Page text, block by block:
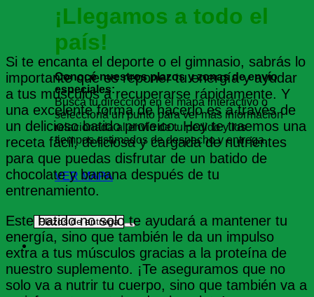
¡Llegamos a todo el
país!
Conocé nuestros plazos y zonas de envío
especiales:
Buscá tu dirección en el mapa interactivo o
seleccioná un punto para ver más información
relacionada al envío de tu pedido y los
tiempos estimados de despacho y entrega.
VER MAPA
Plazos de entrega
Si te encanta el deporte o el gimnasio, sabrás lo
importante que es reponer tu energía y ayudar
a tus músculos a recuperarse rápidamente. Y
una excelente forma de hacerlo es a través de
un delicioso batido proteico. Hoy te traemos una
receta fácil, deliciosa y cargada de nutrientes
para que puedas disfrutar de un batido de
chocolate y banana después de tu
entrenamiento.
Este batido no solo te ayudará a mantener tu
energía, sino que también le da un impulso
extra a tus músculos gracias a la proteína de
nuestro suplemento. ¡Te aseguramos que no
solo va a nutrir tu cuerpo, sino que también va a